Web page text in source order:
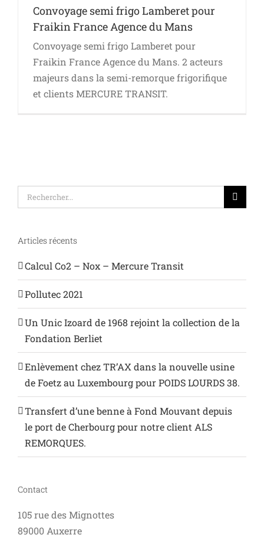
Convoyage semi frigo Lamberet pour
Fraikin France Agence du Mans
Convoyage semi frigo Lamberet pour
Fraikin France Agence du Mans. 2 acteurs
majeurs dans la semi-remorque frigorifique
et clients MERCURE TRANSIT.
Rechercher:
Articles récents
Calcul Co2 – Nox – Mercure Transit
Pollutec 2021
Un Unic Izoard de 1968 rejoint la collection de la
Fondation Berliet
Enlèvement chez TR’AX dans la nouvelle usine
de Foetz au Luxembourg pour POIDS LOURDS 38.
Transfert d’une benne à Fond Mouvant depuis
le port de Cherbourg pour notre client ALS
REMORQUES.
Contact
105 rue des Mignottes
89000 Auxerre